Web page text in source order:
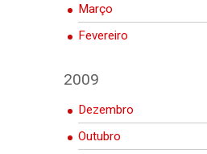
Março
Fevereiro
2009
Dezembro
Outubro